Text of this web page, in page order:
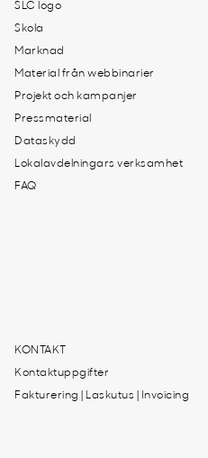
SLC logo
Skola
Marknad
Material från webbinarier
Projekt och kampanjer
Pressmaterial
Dataskydd
Lokalavdelningars verksamhet
FAQ
KONTAKT
Kontaktuppgifter
Fakturering | Laskutus | Invoicing